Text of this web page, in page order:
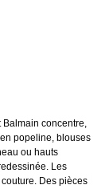
Balmain concentre,
popeline, blouses
ou hauts
Les
Des pièces